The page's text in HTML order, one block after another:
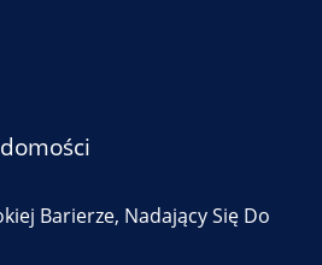
Barierze, Nadający Się Do